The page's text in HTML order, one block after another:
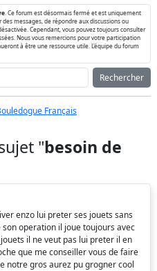
. Ce forum est désormais fermé et est uniquement
messages, de répondre aux discussions ou
Cependant, vous pouvez toujours consulter
Nous vous remercions pour votre participation
à être une ressource utile. L'équipe du forum
Rechercher
Français
"besoin de
enzo lui preter ses jouets sans
operation il joue toujours avec
il ne veut pas lui preter il en
que me conseiller vous de faire
notre gros aurez pu grogner cool